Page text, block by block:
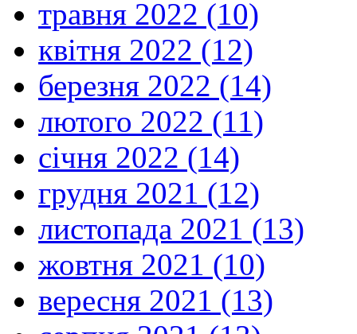
травня 2022 (10)
квітня 2022 (12)
березня 2022 (14)
лютого 2022 (11)
січня 2022 (14)
грудня 2021 (12)
листопада 2021 (13)
жовтня 2021 (10)
вересня 2021 (13)